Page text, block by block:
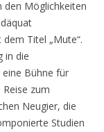
den Möglichkeiten
Titel „Mute“.
in die
Bühne für
zum
Neugier, die
Studien